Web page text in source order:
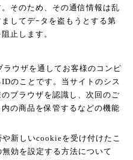
そのため、その通信情報は乱
してデｰタを盗もうとする第
止します。
ウザを通してお客様のコンピ
のことです。当サイトのシス
ブラウザを認識し、次回のご
の商品を保管するなどの機能
新しいcookieを受け付けたこ
効を設定する方法について